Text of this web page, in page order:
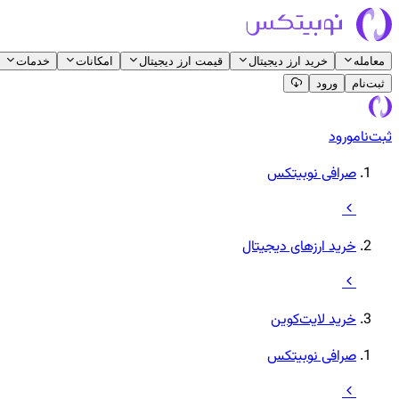
معامله خرید ارز دیجیتال قیمت ارز دیجیتال امکانات خدمات
ثبت‌نام
ورود
ثبت‌نامورود
صرافی نوبیتکس
خرید ارزهای دیجیتال
خرید لایت‌کوین
صرافی نوبیتکس